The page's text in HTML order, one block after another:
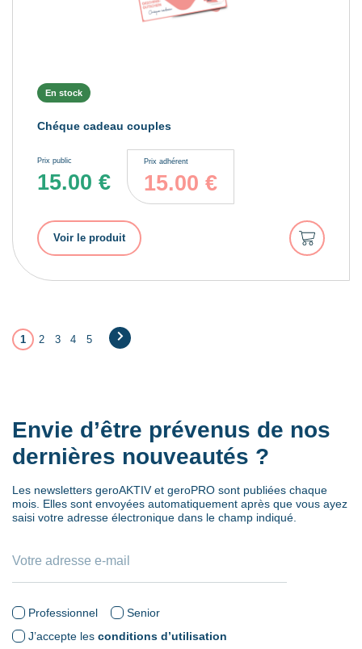
En stock
Chéque cadeau couples
Prix public
15.00 €
Prix adhérent
15.00 €
Voir le produit
Ajouter
au
panier
1 2 3 4
5
→
Envie d’être prévenus de nos
dernières nouveautés ?
Les newsletters geroAKTIV et geroPRO sont publiées chaque
mois. Elles sont envoyées automatiquement après que vous ayez
saisi votre adresse électronique dans le champ indiqué.
Professionnel
Senior
J’accepte les conditions d’utilisation